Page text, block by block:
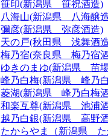
笹印(新潟県 笹祝酒造)
八海山(新潟県 八海醸
彌彦(新潟県 弥彦酒造)
天の戸(秋田県 浅舞酒
梅乃宿(奈良県 梅乃宿
ゆきのまゆ(新潟県 苗
峰乃白梅(新潟県 峰乃
菱湖(新潟県 峰乃白梅
和楽互尊(新潟県 池浦
越乃白銀(新潟県 高野
たからやま（新潟県 た